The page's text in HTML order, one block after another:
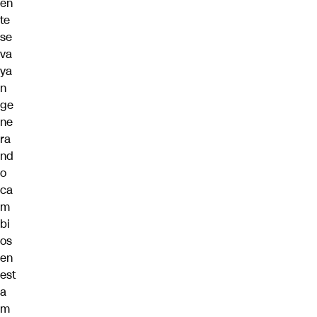
te
se
va
ya
n
ge
ne
ra
nd
o
ca
m
bi
os
en
est
a
m